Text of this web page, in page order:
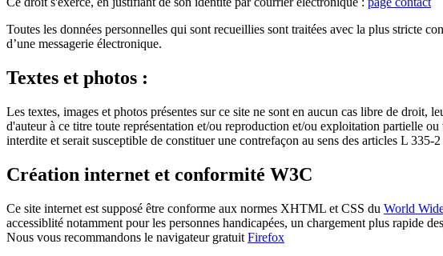
Toutes les données personnelles qui sont recueillies sont traitées avec la plus stricte
d’une messagerie électronique.
Textes et photos :
Les textes, images et photos présentes sur ce site ne sont en aucun cas libre de droit,
d'auteur à ce titre toute représentation et/ou reproduction et/ou exploitation partielle
interdite et serait susceptible de constituer une contrefaçon au sens des articles L
Création internet et conformité W3C
Ce site internet est supposé être conforme aux normes XHTML et CSS du World
accessiblité notamment pour les personnes handicapées, un chargement plus rapide
Nous vous recommandons le navigateur gratuit Firefox